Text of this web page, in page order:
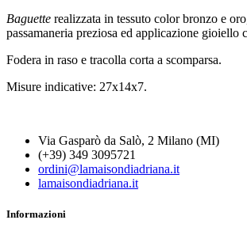
Baguette realizzata in tessuto color bronzo e
passamaneria preziosa ed applicazione gioiello
Fodera in raso e tracolla corta a scomparsa.
Misure indicative: 27x14x7.
Via Gasparò da Salò, 2 Milano (MI)
(+39) 349 3095721
ordini@lamaisondiadriana.it
lamaisondiadriana.it
Informazioni